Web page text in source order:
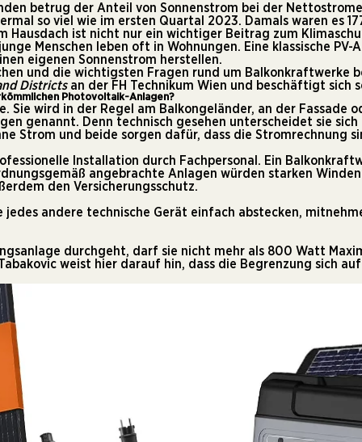
betrug der Anteil von Sonnenstrom bei der
so viel wie im ersten Quartal 2023. Damals waren es
Hausdach ist nicht nur ein wichtiger Beitrag zum
Menschen leben oft in Wohnungen. Eine klassische
eigenen Sonnenstrom herstellen.
und die wichtigsten Fragen rund um
Districtsan der FH Technikum Wien und beschäftigt sich
Photovoltaik-Anlagen?
Sie wird in der Regel am Balkongeländer, an der
genannt. Denn technisch gesehen unterscheidet sie
Strom und beide sorgen dafür, dass die Stromrechnung
Installation durch Fachpersonal. Ein
angebrachte Anlagen würden starken
den Versicherungsschutz.
andere technische Gerät einfach abstecken,
durchgeht, darf sie nicht mehr als 800 Watt
weist hier darauf hin, dass die Begrenzung sich